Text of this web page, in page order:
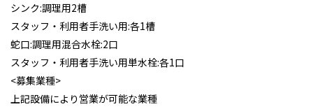
シンク:調理用2槽
スタッフ・利用者手洗い用:各1槽
蛇口:調理用混合水栓:2口
スタッフ・利用者手洗い用単水栓:各1口
<募集業種>
上記設備により営業が可能な業種